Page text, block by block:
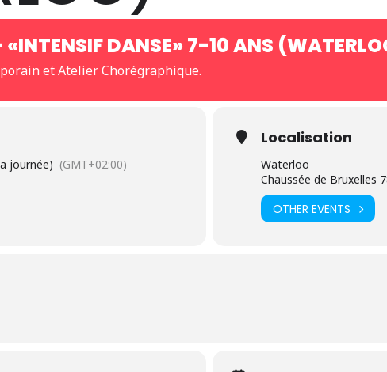
«INTENSIF DANSE» 7-10 ANS
et Atelier Chorégraphique.
journée) (GMT+02:00)
Localisation
Waterloo
Chaussée de Bruxelles
OTHER EVENTS